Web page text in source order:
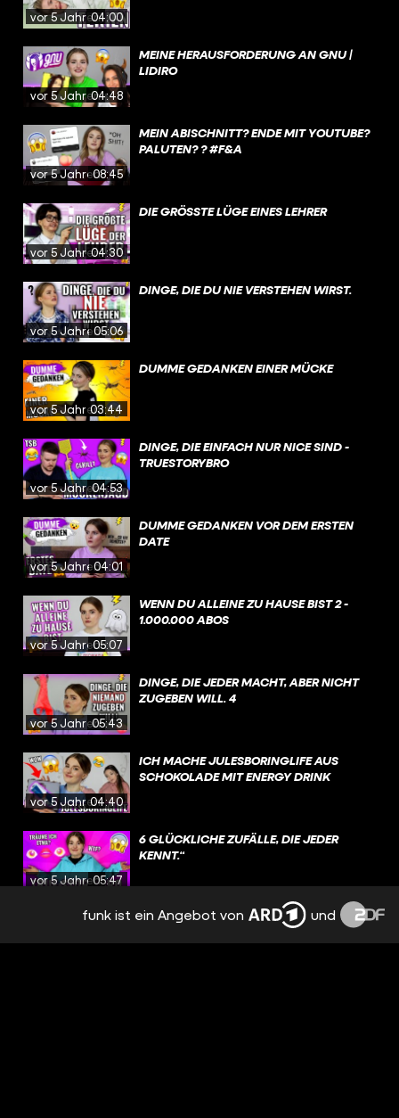
vor 5 Jahren04:00
vor 5 Jahren04:48
MEINE HERAUSFORDERUNG AN GNU |
LIDIRO
vor 5 Jahren08:45
MEIN ABISCHNITT? ENDE MIT YOUTUBE?
PALUTEN? ? #F&A
vor 5 Jahren04:30
DIE GRÖSSTE LÜGE EINES LEHRER
vor 5 Jahren05:06
DINGE, DIE DU NIE VERSTEHEN WIRST.
vor 5 Jahren03:44
DUMME GEDANKEN EINER MÜCKE
vor 5 Jahren04:53
DINGE, DIE EINFACH NUR NICE SIND -
TRUESTORYBRO
vor 5 Jahren04:01
DUMME GEDANKEN VOR DEM ERSTEN
DATE
vor 5 Jahren05:07
WENN DU ALLEINE ZU HAUSE BIST 2 -
1.000.000 ABOS
vor 5 Jahren05:43
DINGE, DIE JEDER MACHT, ABER NICHT
ZUGEBEN WILL. 4
vor 5 Jahren04:40
ICH MACHE JULESBORINGLIFE AUS
SCHOKOLADE MIT ENERGY DRINK
vor 5 Jahren05:47
6 GLÜCKLICHE ZUFÄLLE, DIE JEDER
KENNT.“
ICH BESUCHE MEINEN FREUND - VLOG
funk ist ein Angebot von und